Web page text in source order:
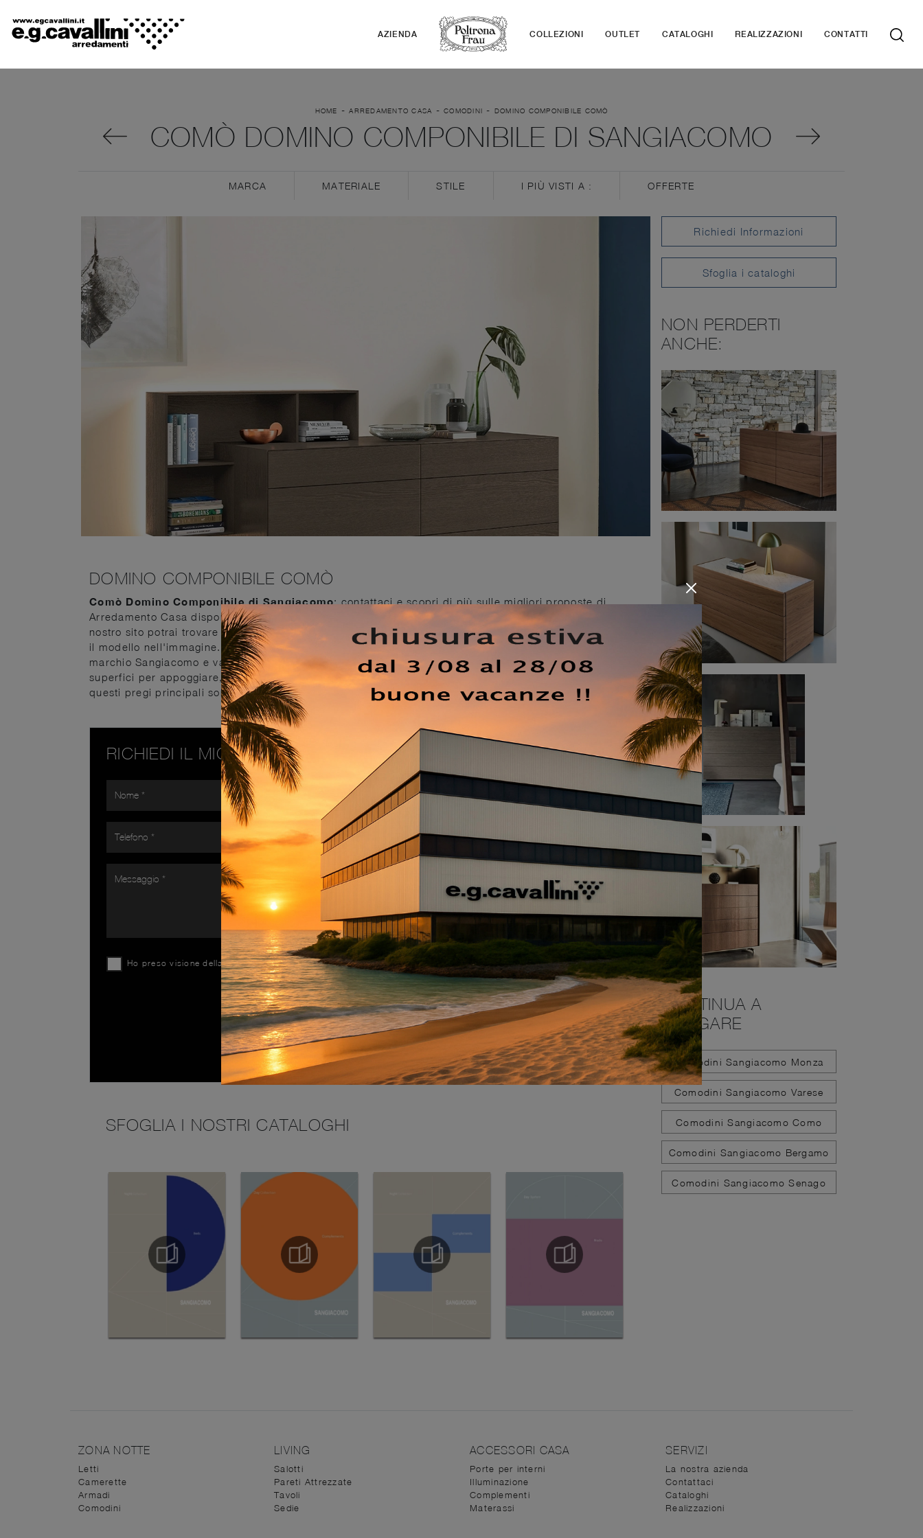
AZIENDA COLLEZIONI OUTLET CATALOGHI REALIZZAZIONI CONTATTI
HOME -ARREDAMENTO CASA - COMODINI - DOMINO COMPONIBILE COMÒ
COMÒ DOMINO COMPONIBILE DI SANGIACOMO
MARCA MATERIALE STILE I PIÙ VISTI A : OFFERTE
DOMINO COMPONIBILE COMÒ
Comò Domino Componibile di Sangiacomo: contattaci e scopri di più sulle migliori proposte di
Arredamento Casa disponibili in negozio e arreda la tua zona notte come l'hai sempre sognata. Nel
nostro sito potrai trovare un ricco catalogo di mobili e oggetti accessori per la zona notte, tra cui anche
il modello nell'immagine. Scopri di più sulla nostra serie di Comodini, comò e settimini design del
marchio Sangiacomo e valorizza la tua zona notte con il gruppo notte che hai sempre sognato. Eleganti
superfici per appoggiare, strutture resistenti, spazio contenitivo: nei Comodini design che mostriamo
questi pregi principali sono assicurati.
RICHIEDI IL MIGLIOR PREZZO
Ho preso visione dellaPrivacy Policy
SFOGLIA I NOSTRI CATALOGHI
Richiedi Informazioni
Sfoglia i cataloghi
NON PERDERTI
ANCHE:
CONTINUA A
NAVIGARE
Comodini Sangiacomo Monza
Comodini Sangiacomo Varese
Comodini Sangiacomo Como
Comodini Sangiacomo Bergamo
Comodini Sangiacomo Senago
ZONA NOTTE
Letti
Camerette
Armadi
Comodini
LIVING
Salotti
Pareti Attrezzate
Tavoli
Sedie
ACCESSORI CASA
Porte per interni
Illuminazione
Complementi
Materassi
SERVIZI
La nostra azienda
Contattaci
Cataloghi
Realizzazioni